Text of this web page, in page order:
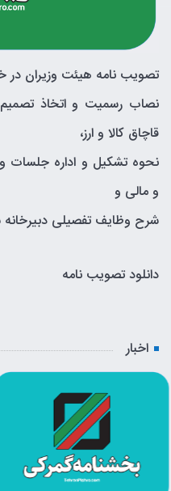
تصویب نامه هیئت وزیران
نصاب رسمیت و اتخاذ تصمیم
قاچاق کالا و ارز،
نحوه تشکیل و اداره جلسات
و مالی و
شرح وظایف تفصیلی دبیرخانه
دانلود تصویب نامه
اخبار